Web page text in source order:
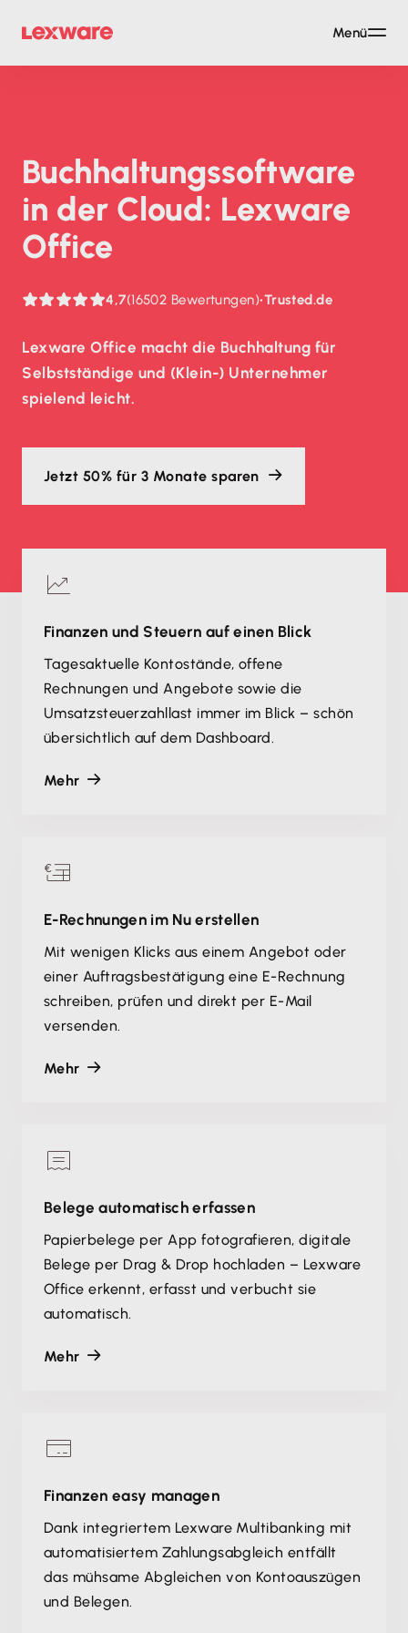
Buch­haltungs­soft­ware
in der Cloud: Lexware
Office
4,7(16502 Bewertungen)•Trusted.de
Lexware Office macht die Buchhaltung für
Selbstständige und (Klein-) Unternehmer
spielend leicht.
Jetzt 50% für 3 Monate sparen
Finanzen und Steuern auf einen Blick
Tagesaktuelle Kontostände, offene
Rechnungen und Angebote sowie die
Umsatzsteuerzahllast immer im Blick – schön
übersichtlich auf dem Dashboard.
Mehr
E-Rechnungen im Nu erstellen
Mit wenigen Klicks aus einem Angebot oder
einer Auftragsbestätigung eine E-Rechnung
schreiben, prüfen und direkt per E-Mail
versenden.
Mehr
Belege automatisch erfassen
Papierbelege per App fotografieren, digitale
Belege per Drag & Drop hochladen – Lexware
Office erkennt, erfasst und verbucht sie
automatisch.
Mehr
Finanzen easy managen
Dank integriertem Lexware Multibanking mit
automatisiertem Zahlungsabgleich entfällt
das mühsame Abgleichen von Kontoauszügen
und Belegen.
Menü